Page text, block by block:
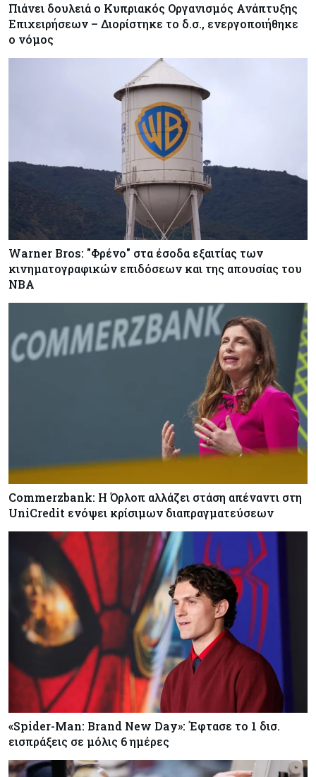
Πιάνει δουλειά ο Κυπριακός Οργανισμός Ανάπτυξης
Επιχειρήσεων – Διορίστηκε το δ.σ., ενεργοποιήθηκε
ο νόμος
Warner Bros: "Φρένο" στα έσοδα εξαιτίας των
κινηματογραφικών επιδόσεων και της απουσίας του
NBA
Commerzbank: Η Όρλοπ αλλάζει στάση απέναντι στη
UniCredit ενόψει κρίσιμων διαπραγματεύσεων
«Spider-Man: Brand New Day»: Έφτασε το 1 δισ.
εισπράξεις σε μόλις 6 ημέρες